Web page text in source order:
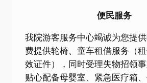
便民服务
我院游客服务中心竭诚为您提
费提供轮椅、童车租借服务（
效证件），同时受理失物招领
贴心配备母婴室、紧急医疗箱